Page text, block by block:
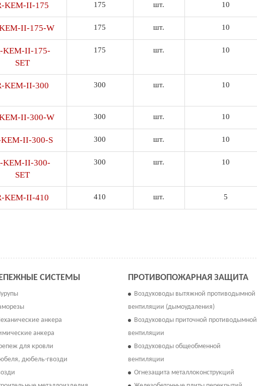
KEM-II-175 175 шт. 10
II-175-W 175 шт. 10
KEM-II-175-
SET
175 шт. 10
KEM-II-300 300 шт. 10
II-300-W 300 шт. 10
II-300-S 300 шт. 10
KEM-II-300-
SET
300 шт. 10
KEM-II-410 410 шт. 5
СИСТЕМЫ
анкера
анкера
для кровли
дюбель-гвозди
ПРОТИВОПОЖАРНАЯ ЗАЩИТА
Воздуховоды вытяжной противодымной
вентиляции (дымоудаления)
Воздуховоды приточной противодымной
вентиляции
Воздуховоды общеобменной
вентиляции
Огнезащита металлоконструкций